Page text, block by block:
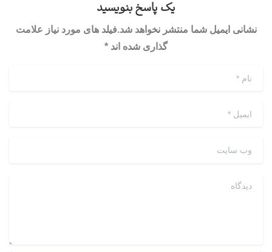
یک پاسخ بنویسید
نشانی ایمیل شما منتشر نخواهد شد.فیلد های مورد نیاز علامت
گذاری شده اند *
نام*
ایمیل *
وب سایت
دیدگاه